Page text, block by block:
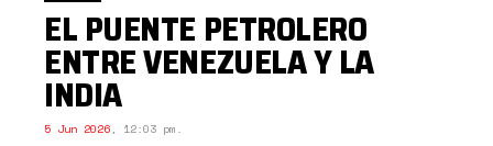
EL PUENTE PETROLERO
ENTRE VENEZUELA Y LA
INDIA
5 Jun 2026, 12:03 pm.